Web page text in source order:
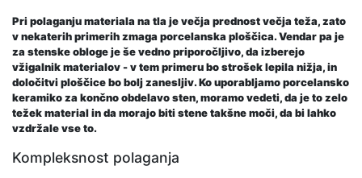
Pri polaganju materiala na tla je večja prednost večja teža, zato
v nekaterih primerih zmaga porcelanska ploščica. Vendar pa je
za stenske obloge je še vedno priporočljivo, da izberejo
vžigalnik materialov - v tem primeru bo strošek lepila nižja, in
določitvi ploščice bo bolj zanesljiv. Ko uporabljamo porcelansko
keramiko za končno obdelavo sten, moramo vedeti, da je to zelo
težek material in da morajo biti stene takšne moči, da bi lahko
vzdržale vse to.
Kompleksnost polaganja